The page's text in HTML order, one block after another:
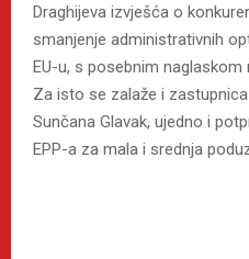
Draghijeva izvješća o
smanjenje administrativnih
EU-u, s posebnim
Za isto se zalaže i
Sunčana Glavak, ujedno i
EPP-a za mala i srednja